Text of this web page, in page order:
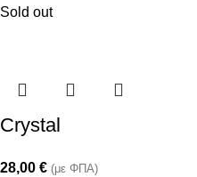
Sold out
Crystal
28,00 € (με ΦΠΑ)